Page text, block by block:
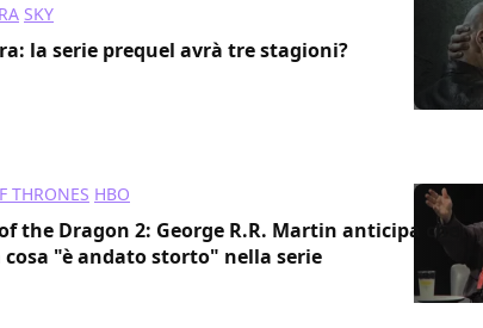
SKY
la serie prequel avrà tre stagioni?
THRONES HBO
the Dragon 2: George R.R. Martin anticipa che
cosa "è andato storto" nella serie